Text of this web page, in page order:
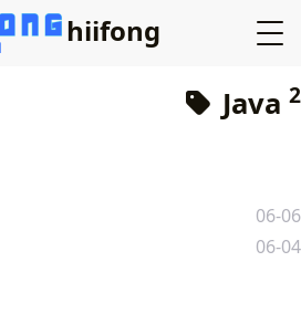
hiifong
Java 2
06-06
06-04